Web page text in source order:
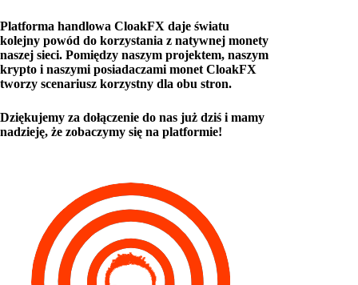
Platforma handlowa CloakFX daje światu
kolejny powód do korzystania z natywnej monety
naszej sieci. Pomiędzy naszym projektem, naszym
krypto i naszymi posiadaczami monet CloakFX
tworzy scenariusz korzystny dla obu stron.
Dziękujemy za dołączenie do nas już dziś i mamy
nadzieję, że zobaczymy się na platformie!